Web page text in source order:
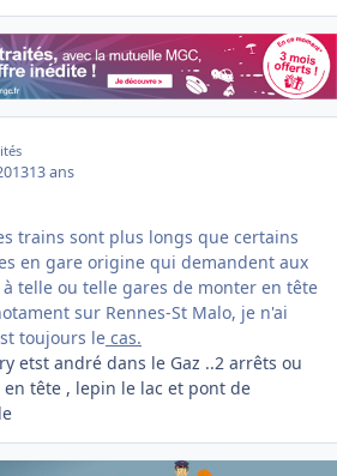
13 ans
trains sont plus longs que certains
en gare origine qui demandent aux
telle ou telle gares de monter en tête
sur Rennes-St Malo, je n'ai
toujours le cas.
etst andré dans le Gaz ..2 arrêts ou
tête , lepin le lac et pont de